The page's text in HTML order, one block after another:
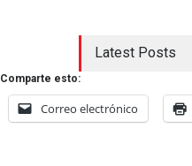
Latest Posts
Comparte esto:
Correo electrónico